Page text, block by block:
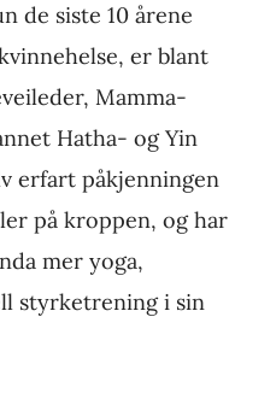
de siste 10 årene
er blant
Mamma-
Hatha- og Yin
erfart påkjenningen
på kroppen, og har
mer yoga,
styrketrening i sin